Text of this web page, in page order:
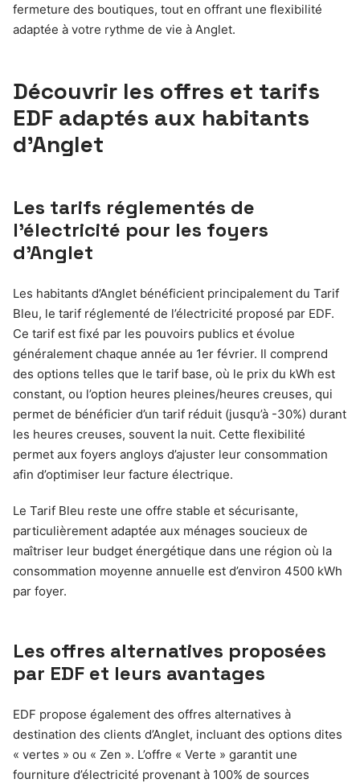
fermeture des boutiques, tout en offrant une flexibilité
adaptée à votre rythme de vie à Anglet.
Découvrir les offres et tarifs
EDF adaptés aux habitants
d’Anglet
Les tarifs réglementés de
l’électricité pour les foyers
d’Anglet
Les habitants d’Anglet bénéficient principalement du Tarif
Bleu, le tarif réglementé de l’électricité proposé par EDF.
Ce tarif est fixé par les pouvoirs publics et évolue
généralement chaque année au 1er février. Il comprend
des options telles que le tarif base, où le prix du kWh est
constant, ou l’option heures pleines/heures creuses, qui
permet de bénéficier d’un tarif réduit (jusqu’à -30%) durant
les heures creuses, souvent la nuit. Cette flexibilité
permet aux foyers angloys d’ajuster leur consommation
afin d’optimiser leur facture électrique.
Le Tarif Bleu reste une offre stable et sécurisante,
particulièrement adaptée aux ménages soucieux de
maîtriser leur budget énergétique dans une région où la
consommation moyenne annuelle est d’environ 4500 kWh
par foyer.
Les offres alternatives proposées
par EDF et leurs avantages
EDF propose également des offres alternatives à
destination des clients d’Anglet, incluant des options dites
« vertes » ou « Zen ». L’offre « Verte » garantit une
fourniture d’électricité provenant à 100% de sources